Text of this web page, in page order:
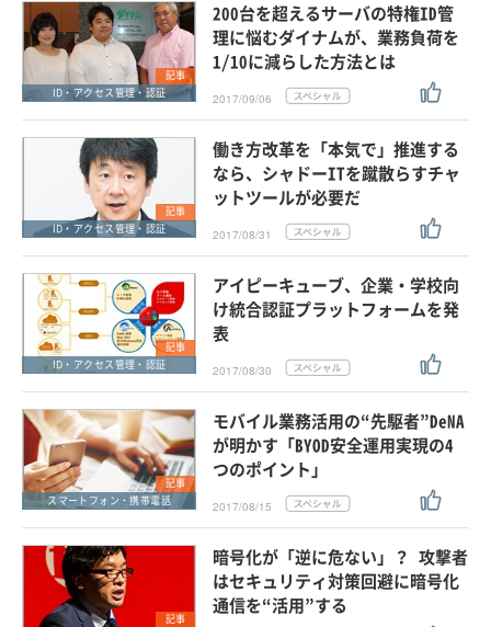
外部ニュース
スペシャルに限定する
タグ ×
× ID・アクセス管理・認証
この条件で検索する
記事
ID・アクセス管理・認証
200台を超えるサーバの特権ID管
理に悩むダイナムが、業務負荷を
1/10に減らした方法とは
2017/09/06
記事
ID・アクセス管理・認証
働き方改革を「本気で」推進する
なら、シャドーITを蹴散らすチャ
ットツールが必要だ
2017/08/31
記事
ID・アクセス管理・認証
アイピーキューブ、企業・学校向
け統合認証プラットフォームを発
表
2017/08/30
記事
スマートフォン・携帯電話
モバイル業務活用の“先駆者”DeNA
が明かす「BYOD安全運用実現の4
つのポイント」
2017/08/15
記事
暗号化が「逆に危ない」？ 攻撃者
はセキュリティ対策回避に暗号化
通信を“活用”する